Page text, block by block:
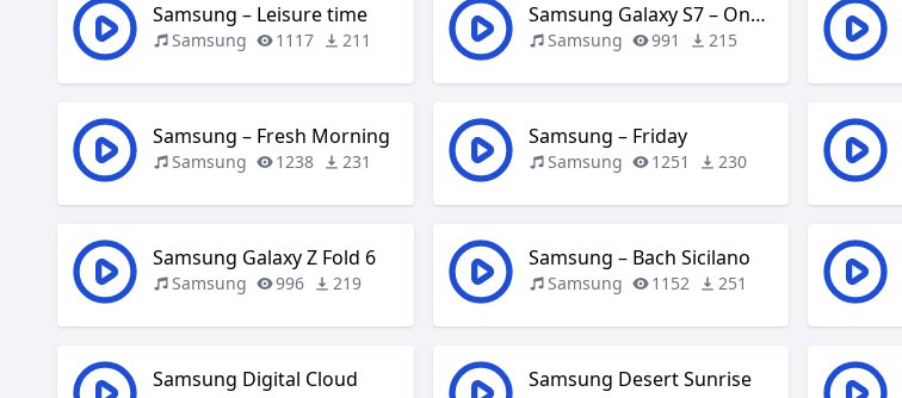
Samsung – Leisure time
Samsung 1117 211
Samsung Galaxy S7 – One Step Forward
Samsung 991 215
Samsung – Fresh Morning
Samsung 1238 231
Samsung – Friday
Samsung 1251 230
Samsung Galaxy Z Fold 6
Samsung 996 219
Samsung – Bach Sicilano
Samsung 1152 251
Samsung Digital Cloud Samsung Desert Sunrise